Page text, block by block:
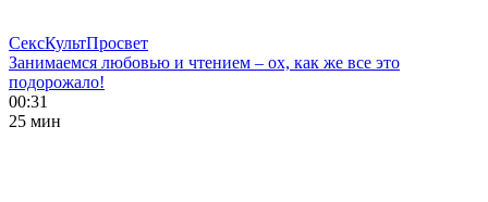
СексКультПросвет
Занимаемся любовью и чтением – ох, как же все это
подорожало!
00:31
25 мин